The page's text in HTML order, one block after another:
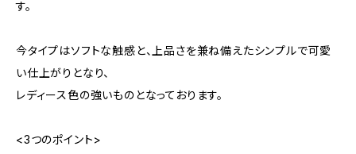
す。
今タイプはソフトな触感と、上品さを兼ね備えたシンプルで可愛
い仕上がりとなり、
レディース色の強いものとなっております。
<3つのポイント>